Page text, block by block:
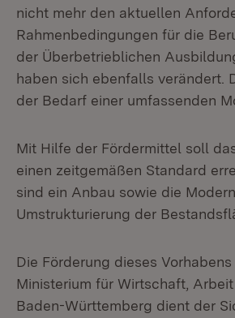
nicht mehr den aktuellen
Rahmenbedingungen für die
der Überbetrieblichen
haben sich ebenfalls verändert.
der Bedarf einer umfassenden
Mit Hilfe der Fördermittel soll
einen zeitgemäßen Standard
sind ein Anbau sowie die
Umstrukturierung der
Die Förderung dieses
Ministerium für Wirtschaft,
Baden-Württemberg dient der